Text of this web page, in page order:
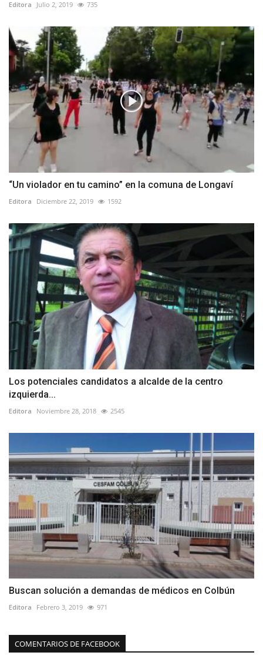
Editora Julio 2, 2019 735
“Un violador en tu camino” en la comuna de Longaví
Editora Diciembre 22, 2019 1592
Los potenciales candidatos a alcalde de la centro
izquierda...
Editora Noviembre 28, 2018 2545
Buscan solución a demandas de médicos en Colbún
Editora Febrero 3, 2019 971
COMENTARIOS DE FACEBOOK